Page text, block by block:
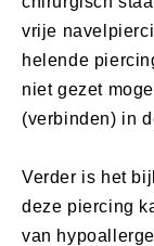
vrije
helende
niet gezet
(verbinden) in
Verder is het
deze piercing
van